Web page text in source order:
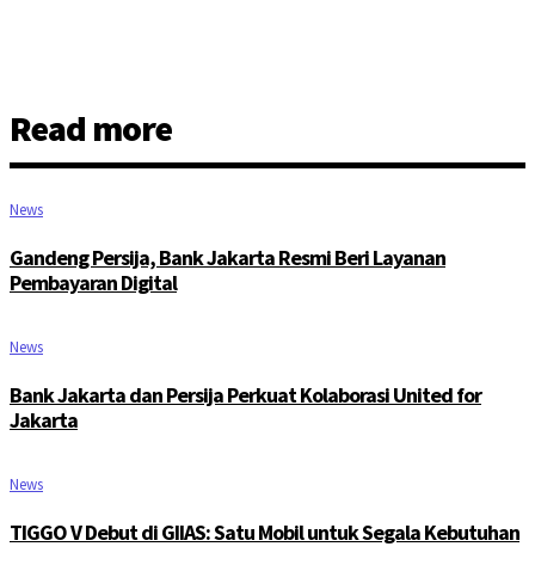
Read more
News
Gandeng Persija, Bank Jakarta Resmi Beri Layanan
Pembayaran Digital
News
Bank Jakarta dan Persija Perkuat Kolaborasi United for
Jakarta
News
TIGGO V Debut di GIIAS: Satu Mobil untuk Segala Kebutuhan